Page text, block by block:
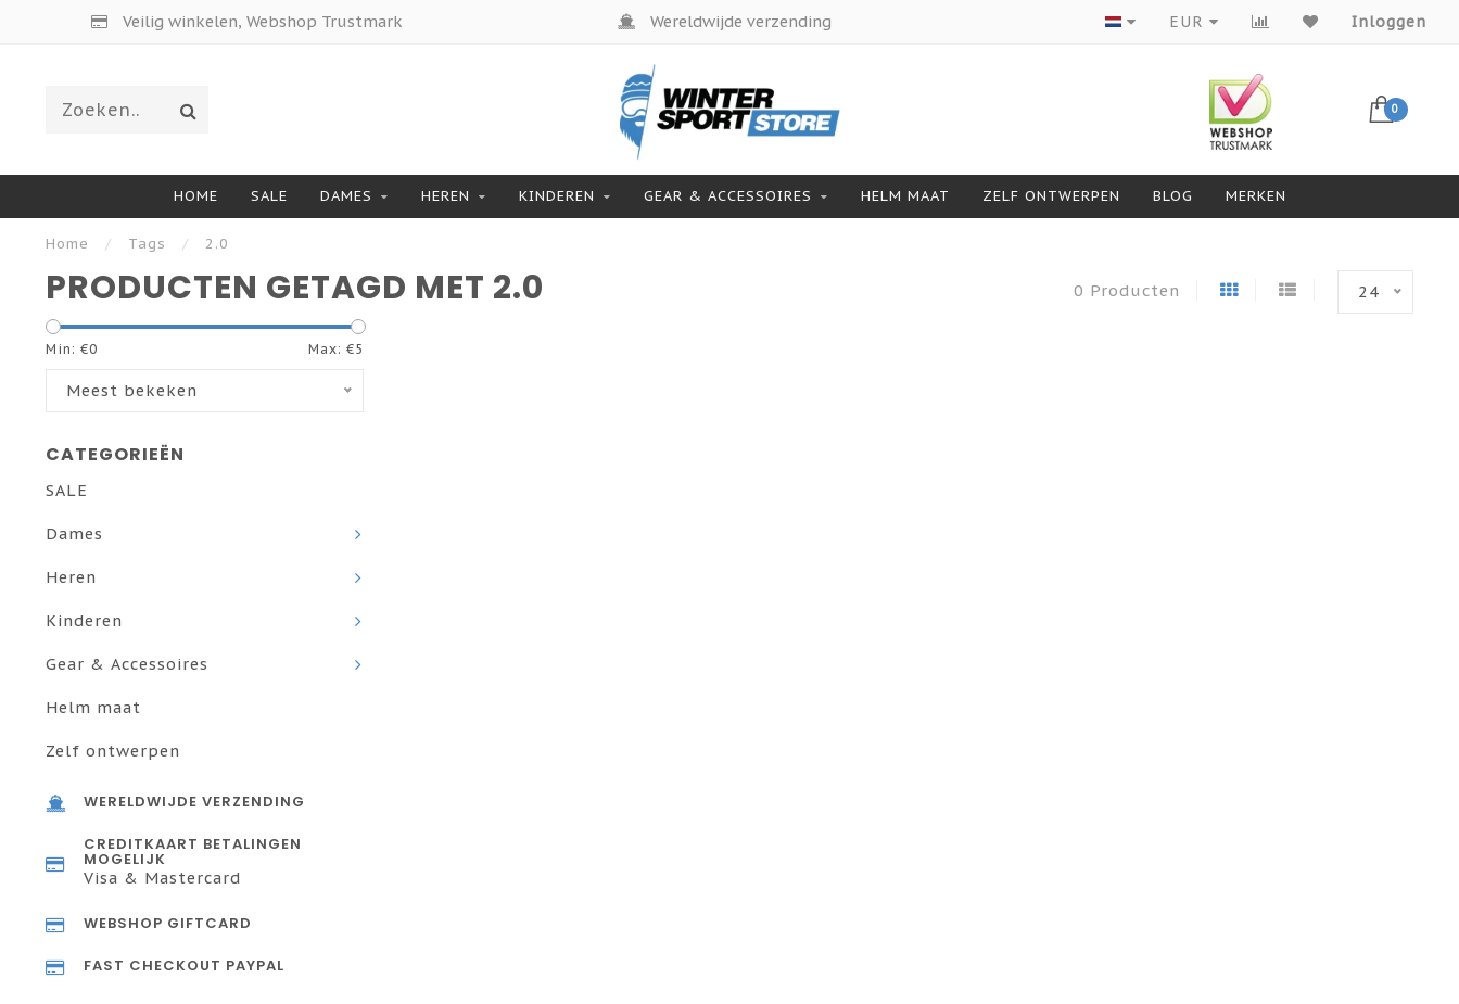
Veilig winkelen, Webshop Trustmark Wereldwijde verzending Producten van topmerken
EUR Inloggen
0
HOME SALE DAMES HEREN KINDEREN GEAR & ACCESSOIRES HELM MAAT ZELF ONTWERPEN BLOG MERKEN
Home / Tags / 2.0
PRODUCTEN GETAGD MET 2.0 0 Producten 24
Min: €0 Max: €5
Meest bekeken
CATEGORIEËN
SALE
Dames
Heren
Kinderen
Gear & Accessoires
Helm maat
Zelf ontwerpen
WERELDWIJDE VERZENDING
CREDITKAART BETALINGEN
MOGELIJK
Visa & Mastercard
WEBSHOP GIFTCARD
FAST CHECKOUT PAYPAL